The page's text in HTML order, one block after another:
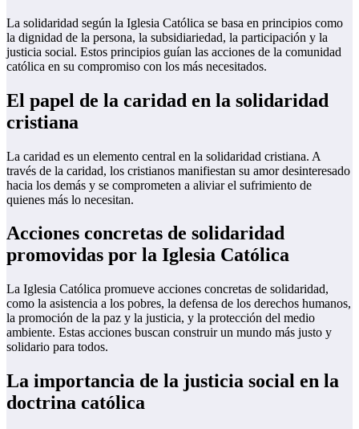
La solidaridad según la Iglesia Católica se basa en principios como
la dignidad de la persona, la subsidiariedad, la participación y la
justicia social. Estos principios guían las acciones de la comunidad
católica en su compromiso con los más necesitados.
El papel de la caridad en la solidaridad
cristiana
La caridad es un elemento central en la solidaridad cristiana. A
través de la caridad, los cristianos manifiestan su amor desinteresado
hacia los demás y se comprometen a aliviar el sufrimiento de
quienes más lo necesitan.
Acciones concretas de solidaridad
promovidas por la Iglesia Católica
La Iglesia Católica promueve acciones concretas de solidaridad,
como la asistencia a los pobres, la defensa de los derechos humanos,
la promoción de la paz y la justicia, y la protección del medio
ambiente. Estas acciones buscan construir un mundo más justo y
solidario para todos.
La importancia de la justicia social en la
doctrina católica